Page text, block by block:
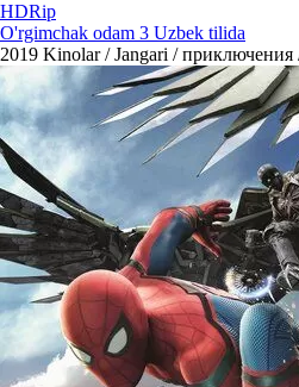
HDRip
O'rgimchak odam 3 Uzbek tilida
2019 Kinolar / Jangari /